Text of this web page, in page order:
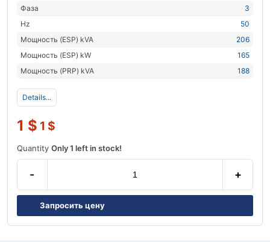
Фаза
3
Hz
50
Мощность (ESP) kVA
206
Мощность (ESP) kW
165
Мощность (PRP) kVA
188
Details...
1 $ 1 $
Quantity Only 1 left in stock!
- +
Запросить цену